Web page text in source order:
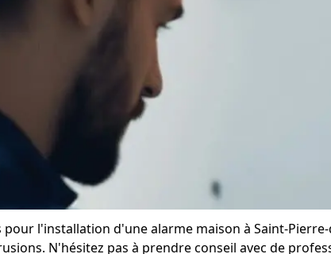
pour l'installation d'une alarme maison à Saint-
N'hésitez pas à prendre conseil avec de